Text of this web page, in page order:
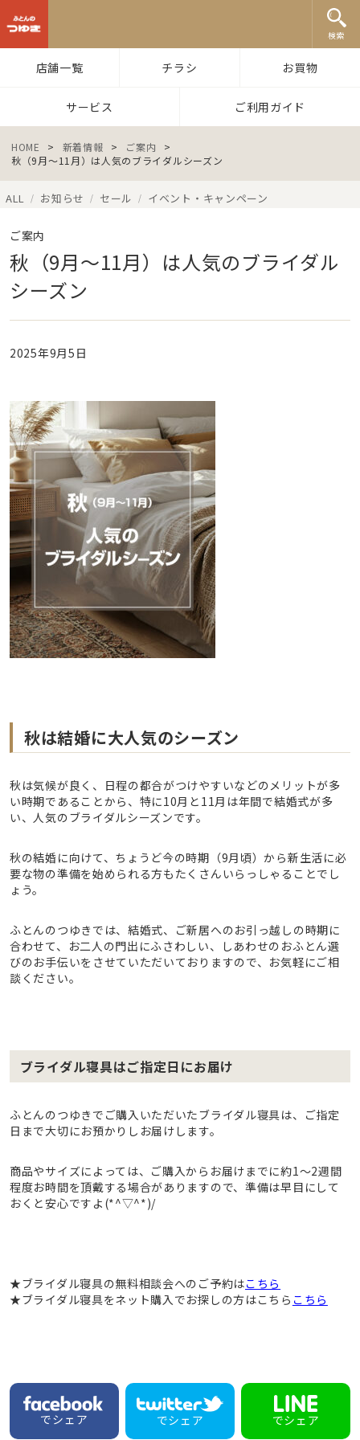
検索
店舗一覧 チラシ お買物
サービス ご利用ガイド
HOME > 新着情報 > ご案内
>
秋（9月～11月）は人気のブライダルシーズン
ALL / お知らせ / セール / イベント・キャンペーン
ご案内
秋（9月～11月）は人気のブライダル
シーズン
2025年9月5日
秋は結婚に大人気のシーズン
秋は気候が良く、日程の都合がつけやすいなどのメリットが多
い時期であることから、特に10月と11月は年間で結婚式が多
い、人気のブライダルシーズンです。
秋の結婚に向けて、ちょうど今の時期（9月頃）から新生活に必
要な物の準備を始められる方もたくさんいらっしゃることでし
ょう。
ふとんのつゆきでは、結婚式、ご新居へのお引っ越しの時期に
合わせて、お二人の門出にふさわしい、しあわせのおふとん選
びのお手伝いをさせていただいておりますので、お気軽にご相
談ください。
ブライダル寝具はご指定日にお届け
ふとんのつゆきでご購入いただいたブライダル寝具は、ご指定
日まで大切にお預かりしお届けします。
商品やサイズによっては、ご購入からお届けまでに約1～2週間
程度お時間を頂戴する場合がありますので、準備は早目にして
おくと安心ですよ(*^▽^*)/
★ブライダル寝具の無料相談会へのご予約はこちら
★ブライダル寝具をネット購入でお探しの方はこちら こちら
でシェア でシェア でシェア